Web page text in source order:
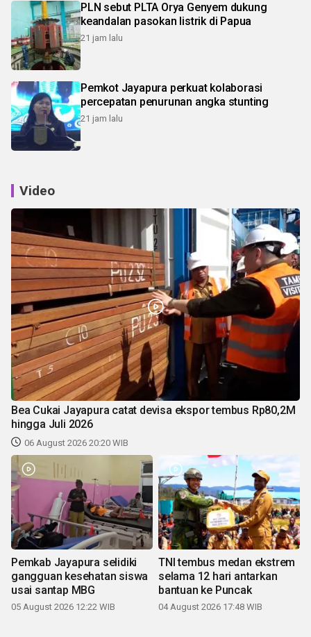
PLN sebut PLTA Orya Genyem dukung
keandalan pasokan listrik di Papua
21 jam lalu
Pemkot Jayapura perkuat kolaborasi
percepatan penurunan angka stunting
21 jam lalu
Video
Bea Cukai Jayapura catat devisa ekspor tembus Rp80,2M
hingga Juli 2026
06 August 2026 20:20 WIB
Pemkab Jayapura selidiki
gangguan kesehatan siswa
usai santap MBG
05 August 2026 12:22 WIB
TNI tembus medan ekstrem
selama 12 hari antarkan
bantuan ke Puncak
04 August 2026 17:48 WIB